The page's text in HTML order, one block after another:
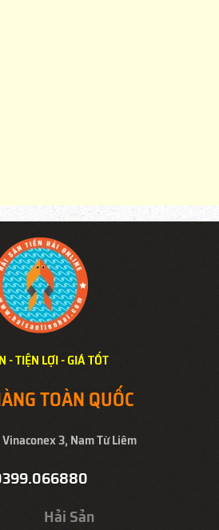
- TIỆN LỢI - GIÁ TỐT
TOÀN QUỐC
3, Nam Từ Liêm
Hải Sản